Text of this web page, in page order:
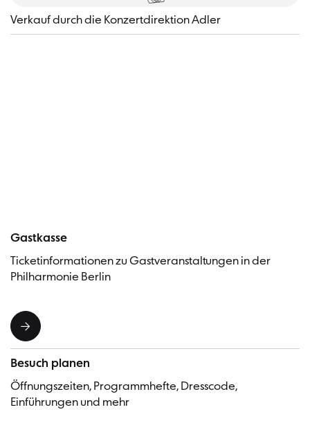
​Verkauf durch die Konzertdirektion Adler
Gastkasse
Ticketinformationen zu Gastveranstaltungen in der
Philharmonie Berlin
Besuch planen
Öffnungszeiten, Programmhefte, Dresscode,
Einführungen und mehr